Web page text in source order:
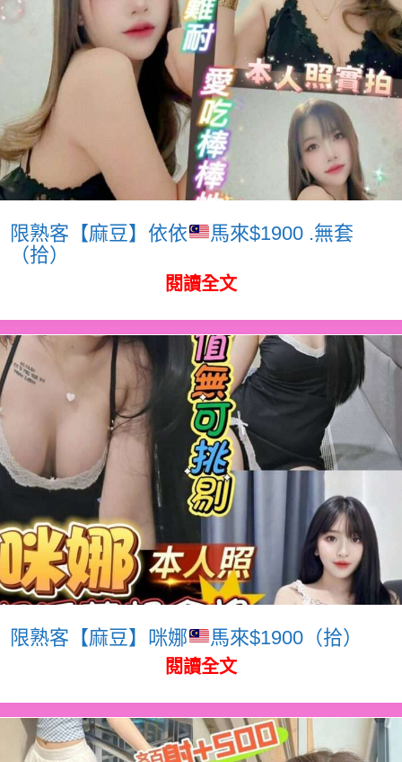
限熟客【麻豆】依依
馬來$1900 .無套
（拾）
閱讀全文
限熟客【麻豆】咪娜 馬來$1900（拾）
閱讀全文